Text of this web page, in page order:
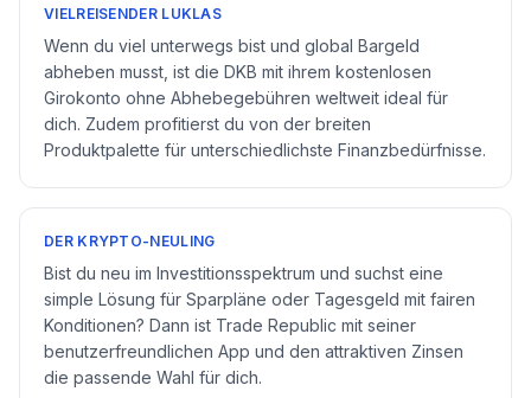
VIELREISENDER LUKLAS
Wenn du viel unterwegs bist und global Bargeld
abheben musst, ist die DKB mit ihrem kostenlosen
Girokonto ohne Abhebegebühren weltweit ideal für
dich. Zudem profitierst du von der breiten
Produktpalette für unterschiedlichste Finanzbedürfnisse.
DER KRYPTO-NEULING
Bist du neu im Investitionsspektrum und suchst eine
simple Lösung für Sparpläne oder Tagesgeld mit fairen
Konditionen? Dann ist Trade Republic mit seiner
benutzerfreundlichen App und den attraktiven Zinsen
die passende Wahl für dich.